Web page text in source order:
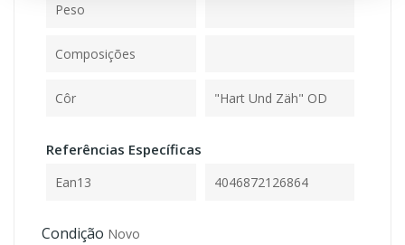
Peso
Composições
Côr "Hart Und Zäh" OD
Referências Específicas
Ean13 4046872126864
Condição Novo